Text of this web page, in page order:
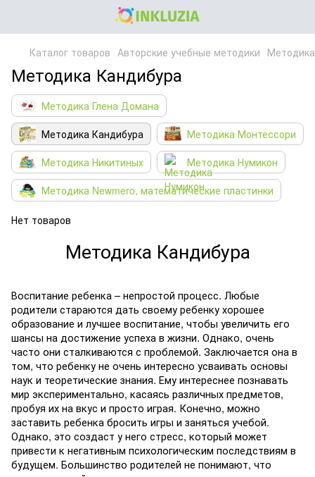
Каталог товаров Авторские учебные методики
Методика Кандибура
Методика Глена Домана
Методика Кандибура
Методика Монтессори
Методика Никитиных
Методика Нумикон
Методика Newmero, математические пластинки
Нет товаров
Методика Кандибура
Воспитание ребенка – непростой процесс. Любые
родители стараются дать своему ребенку хорошее
образование и лучшее воспитание, чтобы увеличить его
шансы на достижение успеха в жизни. Однако, очень
часто они сталкиваются с проблемой. Заключается она в
том, что ребенку не очень интересно усваивать основы
наук и теоретические знания. Ему интереснее познавать
мир экспериментально, касаясь различных предметов,
пробуя их на вкус и просто играя. Конечно, можно
заставить ребенка бросить игры и заняться учебой.
Однако, это создаст у него стресс, который может
привести к негативным психологическим последствиям в
будущем. Большинство родителей не понимают, что